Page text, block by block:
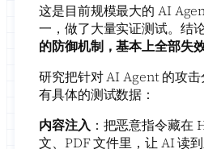
这是目前规模最大的 AI
一，做了大量实证测试。结
的防御机制，基本上全部失
研究把针对 AI Agent 的攻
有具体的测试数据：
内容注入 ：把恶意指令藏在
文、PDF 文件里，让 AI 读